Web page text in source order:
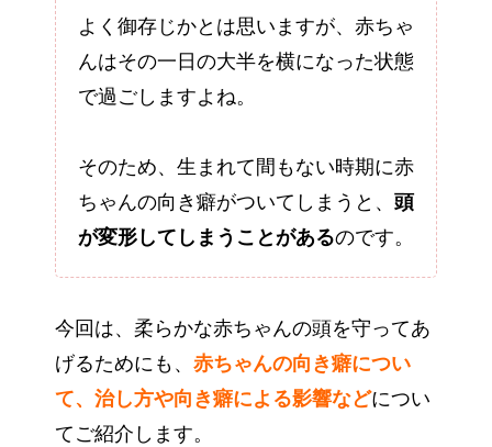
よく御存じかとは思いますが、赤ちゃ
んはその一日の大半を横になった状態
で過ごしますよね。
そのため、生まれて間もない時期に赤
ちゃんの向き癖がついてしまうと、 頭
が変形してしまうことがあるのです。
今回は、柔らかな赤ちゃんの頭を守ってあ
げるためにも、 赤ちゃんの向き癖につい
て、治し方や向き癖による影響などについ
てご紹介します。